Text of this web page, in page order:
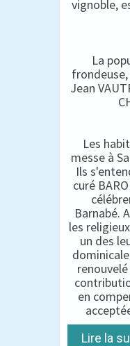
vignoble,
La
Jean
Les
messe à
Ils
curé
Barnabé.
les
un des
en
Lire la